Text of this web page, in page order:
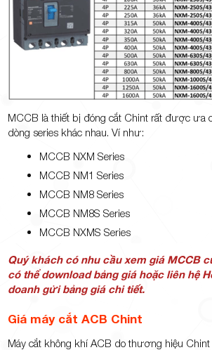
MCCB là thiết bị đóng cắt Chint rất được ưa
dòng series khác nhau. Ví như:
MCCB NXM Series
MCCB NM1 Series
MCCB NM8 Series
MCCB NM8S Series
MCCB NXMS Series
Quý khách có nhu cầu xem giá MCCB
có thể download bảng giá hoặc liên hệ
doanh gửi bảng giá chi tiết.
Giá máy cắt ACB Chint
Máy cắt không khí ACB do thương hiệu